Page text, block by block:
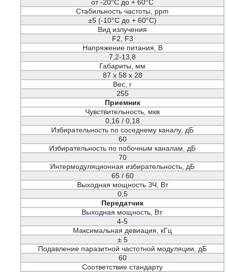
от -20°С до + 60°С
Стабильность частоты, ppm
±5 (-10°С до + 60°С)
Вид излучения
F2, F3
Напряжение питания, В
7,2-13,8
Габариты, мм
87 х 58 х 28
Вес, г
255
Приемник
Чувствительность, мкв
0,16 / 0,18
Избирательность по соседнему каналу, дБ
60
Избирательность по побочным каналам, дБ
70
Интермодуляционная избирательность, дБ
65 / 60
Выходная мощность ЗЧ, Вт
0,5
Передатчик
Выходная мощность, Вт.
4-5
Максимальная девиация, кГц
± 5
Подавление паразитной частотной модуляции, дБ
60
Соответствие стандарту